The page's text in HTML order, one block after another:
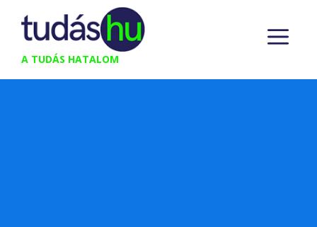
Kilépés
tartalomba
A TUDÁS HATALOM